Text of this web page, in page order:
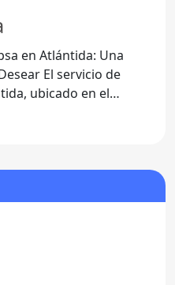
en Atlántida: Una
de
ubicado en el